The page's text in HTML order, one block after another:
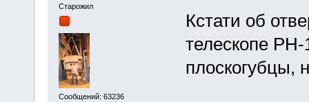
Старожил
Сообщений: 63236
Кстати об
телескопе
плоскогубцы,